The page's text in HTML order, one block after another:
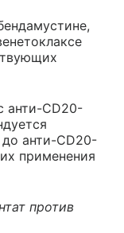
анти-CD20-
анти-CD20-
применения
против